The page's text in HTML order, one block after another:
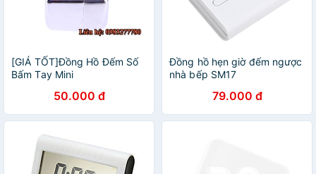
[GIÁ TỐT]Đồng Hồ Đếm Số
Bấm Tay Mini
50.000 đ
Đồng hồ hẹn giờ đếm ngược
nhà bếp SM17
79.000 đ